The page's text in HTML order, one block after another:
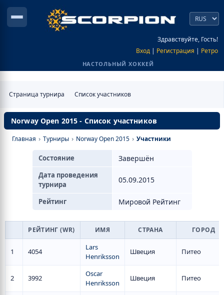
Здравствуйте, Гость!
Вход | Регистрация | Ретро
НАСТОЛЬНЫЙ ХОККЕЙ
Страница турнира Список участников
Norway Open 2015 - Список участников
Главная › Турниры › Norway Open 2015 › Участники
Состояние Завершён
Дата проведения
турнира
05.09.2015
Рейтинг Мировой Рейтинг
РЕЙТИНГ (WR) ИМЯ СТРАНА ГОРОД
1 4054
Lars
Henriksson
Швеция Питео
2 3992
Oscar
Henriksson
Швеция Питео